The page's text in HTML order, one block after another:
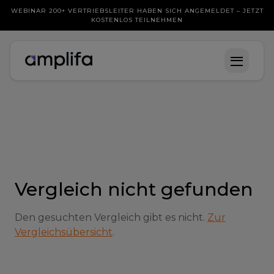
WEBINAR 200+ VERTRIEBSLEITER HABEN SICH ANGEMELDET – JETZT
KOSTENLOS TEILNEHMEN
Vergleich nicht gefunden
Den gesuchten Vergleich gibt es nicht. Zur
Vergleichsübersicht.